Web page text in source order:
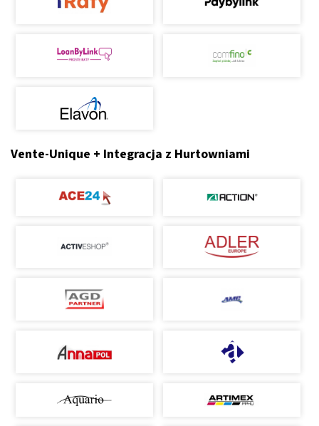
Vente-Unique + Integracja z Hurtowniami